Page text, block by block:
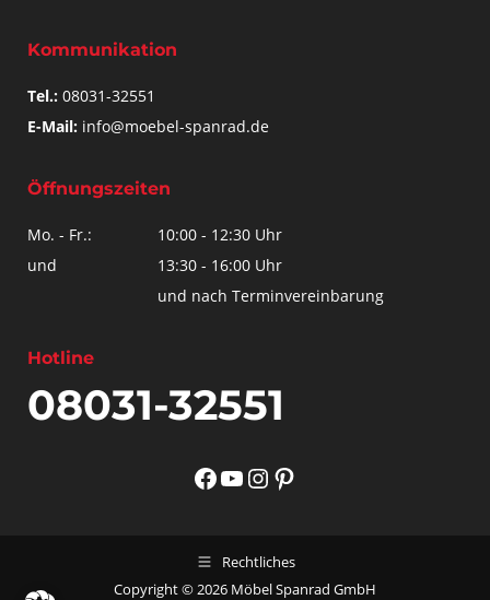
Kommunikation
Tel.: 08031-32551
E-Mail: info@moebel-spanrad.de
Öffnungszeiten
Mo. - Fr.:
und
10:00 - 12:30 Uhr
13:30 - 16:00 Uhr
und nach Terminvereinbarung
Hotline
08031-32551
Facebook
YouTube
Instagram
Pinterest
Copyright © 2026 Möbel Spanrad GmbH
Rechtliches